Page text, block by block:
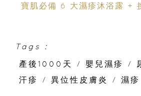
寶肌必備 6 大濕疹沐浴露 +
Tags :
產後1000天
/ 嬰兒濕疹 /
汗疹
/ 異位性皮膚炎 / 濕疹